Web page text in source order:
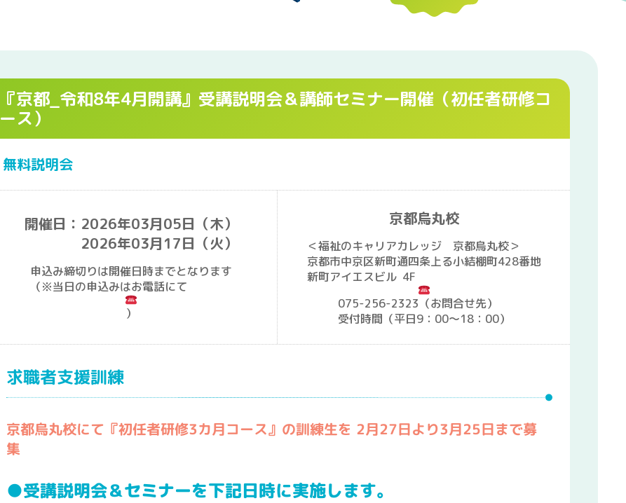
『京都_令和8年4月開講』受講説明会＆講師セミナー開催（初任者研修コ
ース）
無料説明会
開催日：2026年03月05日（木）
2026年03月17日（火）
申込み締切りは開催日時までとなります
（※当日の申込みはお電話にて
）
京都烏丸校
＜福祉のキャリアカレッジ 京都烏丸校＞
京都市中京区新町通四条上る小結棚町428番地
新町アイエスビル 4F
075-256-2323（お問合せ先）
受付時間（平日9：00～18：00）
求職者支援訓練
京都烏丸校にて『初任者研修3カ月コース』の訓練生を 2月27日より3月25日まで募
集
●受講説明会＆セミナーを下記日時に実施します。